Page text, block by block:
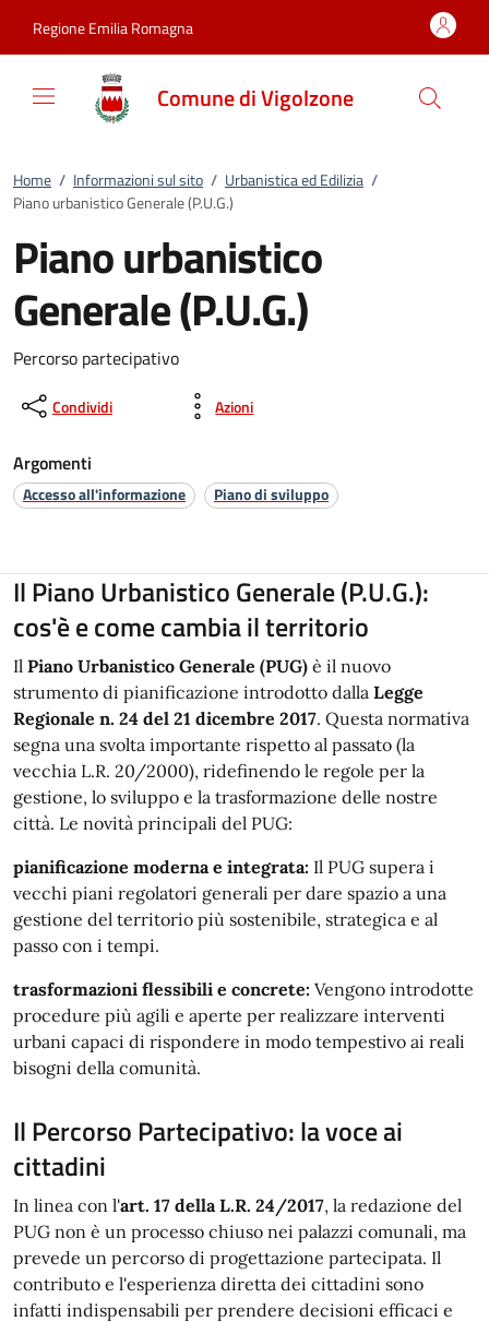
Regione Emilia Romagna
Comune di Vigolzone
Home / Informazioni sul sito / Urbanistica ed Edilizia /
Piano urbanistico Generale (P.U.G.)
Piano urbanistico
Generale (P.U.G.)
Percorso partecipativo
Condividi Azioni
Argomenti
Accesso all'informazione Piano di sviluppo
Il Piano Urbanistico Generale (P.U.G.):
cos'è e come cambia il territorio
Il Piano Urbanistico Generale (PUG) è il nuovo
strumento di pianificazione introdotto dalla Legge
Regionale n. 24 del 21 dicembre 2017. Questa normativa
segna una svolta importante rispetto al passato (la
vecchia L.R. 20/2000), ridefinendo le regole per la
gestione, lo sviluppo e la trasformazione delle nostre
città. Le novità principali del PUG:
pianificazione moderna e integrata: Il PUG supera i
vecchi piani regolatori generali per dare spazio a una
gestione del territorio più sostenibile, strategica e al
passo con i tempi.
trasformazioni flessibili e concrete: Vengono introdotte
procedure più agili e aperte per realizzare interventi
urbani capaci di rispondere in modo tempestivo ai reali
bisogni della comunità.
Il Percorso Partecipativo: la voce ai
cittadini
In linea con l'art. 17 della L.R. 24/2017, la redazione del
PUG non è un processo chiuso nei palazzi comunali, ma
prevede un percorso di progettazione partecipata. Il
contributo e l'esperienza diretta dei cittadini sono
infatti indispensabili per prendere decisioni efficaci e